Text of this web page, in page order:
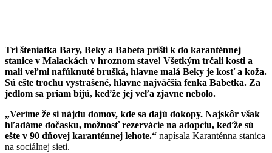
Tri šteniatka Bary, Beky a Babeta prišli k do karanténnej
stanice v Malackách v hroznom stave! Všetkým trčali kosti a
mali veľmi nafúknuté brušká, hlavne malá Beky je kosť a koža.
Sú ešte trochu vystrašené, hlavne najväčšia fenka Babetka. Za
jedlom sa priam bijú, keďže jej veľa zjavne nebolo.
„Veríme že si nájdu domov, kde sa dajú dokopy. Najskôr však
hľadáme dočasku, možnosť rezervácie na adopciu, keďže sú
ešte v 90 dňovej karanténnej lehote.“ napísala Karanténna stanica
na sociálnej sieti.